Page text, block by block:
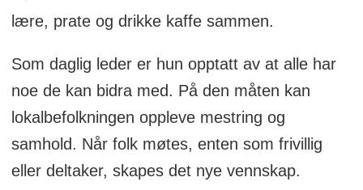
lære, prate og drikke kaffe sammen.
Som daglig leder er hun opptatt av at alle har
noe de kan bidra med. På den måten kan
lokalbefolkningen oppleve mestring og
samhold. Når folk møtes, enten som frivillig
eller deltaker, skapes det nye vennskap.